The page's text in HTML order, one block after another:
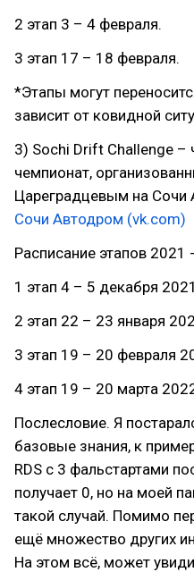
2 этап 3 – 4 февраля.
3 этап 17 – 18 февраля.
*Этапы могут
зависит от ковидной
3) Sochi Drift Challenge –
чемпионат,
Цареградцевым на Сочи
Сочи Автодром (vk.com)
Расписание этапов 2021
1 этап 4 – 5 декабря
2 этап 22 – 23 января
3 этап 19 – 20 февраля
4 этап 19 – 20 марта
Послесловие. Я
базовые знания, к
RDS с 3 фальстартами
получает 0, но на моей
такой случай. Помимо
ещё множество других
На этом всё, может